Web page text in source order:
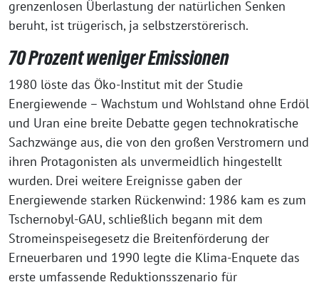
grenzenlosen Überlastung der natürlichen Senken
beruht, ist trügerisch, ja selbstzerstörerisch.
70 Prozent weniger Emissionen
1980 löste das Öko-Institut mit der Studie
Energiewende – Wachstum und Wohlstand ohne Erdöl
und Uran eine breite Debatte gegen technokratische
Sachzwänge aus, die von den großen Verstromern und
ihren Protagonisten als unvermeidlich hingestellt
wurden. Drei weitere Ereignisse gaben der
Energiewende starken Rückenwind: 1986 kam es zum
Tschernobyl-GAU, schließlich begann mit dem
Stromeinspeisegesetz die Breitenförderung der
Erneuerbaren und 1990 legte die Klima-Enquete das
erste umfassende Reduktionsszenario für